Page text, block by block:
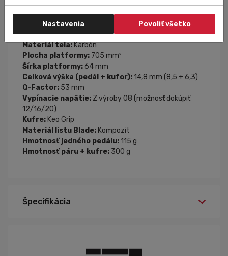
štandardy pre náročných cyklistov.
Osa pedálu:Chromoly+
Technológia:Blade
Materiál tela:Karbón
Plocha platformy: 705 mm²
Šírka platformy: 64 mm
Celková výška (pedál + kufor): 14,8 mm (8,5 + 6,3)
Q-Factor: 53 mm
Vypínacie napätie: Z výroby 08 (možnosť dokúpiť
12/16/20)
Kufre: Keo Grip
Materiál listu Blade: Kompozit
Hmotnosť jedného pedálu: 115 g
Hmotnosť páru + kufre: 300 g
Špecifikácia
Nastavenia Povoliť všetko